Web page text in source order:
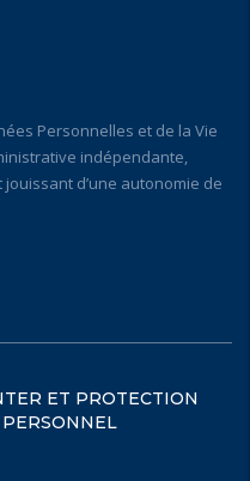
Personnelles et de la Vie
indépendante,
d’une autonomie de
ET PROTECTION